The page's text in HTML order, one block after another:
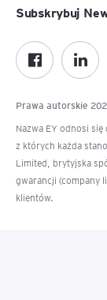
Prawa autorskie
Nazwa EY odnosi
z których każda
Limited, brytyjska
gwarancji (company
klientów.
Subskrybuj